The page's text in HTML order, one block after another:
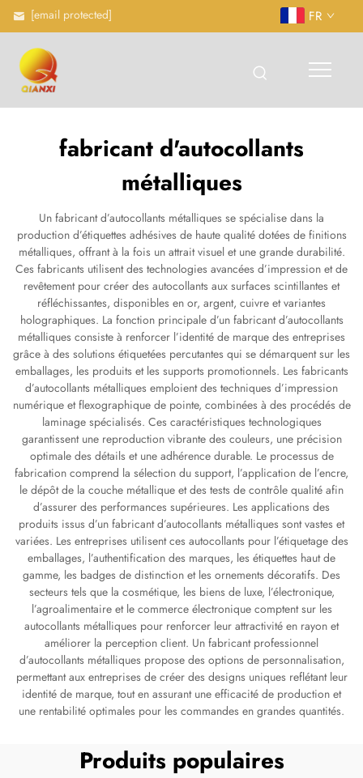
[email protected] FR
fabricant d'autocollants
métalliques
Un fabricant d’autocollants métalliques se spécialise dans la
production d’étiquettes adhésives de haute qualité dotées de finitions
métalliques, offrant à la fois un attrait visuel et une grande durabilité.
Ces fabricants utilisent des technologies avancées d’impression et de
revêtement pour créer des autocollants aux surfaces scintillantes et
réfléchissantes, disponibles en or, argent, cuivre et variantes
holographiques. La fonction principale d’un fabricant d’autocollants
métalliques consiste à renforcer l’identité de marque des entreprises
grâce à des solutions étiquetées percutantes qui se démarquent sur les
emballages, les produits et les supports promotionnels. Les fabricants
d’autocollants métalliques emploient des techniques d’impression
numérique et flexographique de pointe, combinées à des procédés de
laminage spécialisés. Ces caractéristiques technologiques
garantissent une reproduction vibrante des couleurs, une précision
optimale des détails et une adhérence durable. Le processus de
fabrication comprend la sélection du support, l’application de l’encre,
le dépôt de la couche métallique et des tests de contrôle qualité afin
d’assurer des performances supérieures. Les applications des
produits issus d’un fabricant d’autocollants métalliques sont vastes et
variées. Les entreprises utilisent ces autocollants pour l’étiquetage des
emballages, l’authentification des marques, les étiquettes haut de
gamme, les badges de distinction et les ornements décoratifs. Des
secteurs tels que la cosmétique, les biens de luxe, l’électronique,
l’agroalimentaire et le commerce électronique comptent sur les
autocollants métalliques pour renforcer leur attractivité en rayon et
améliorer la perception client. Un fabricant professionnel
d’autocollants métalliques propose des options de personnalisation,
permettant aux entreprises de créer des designs uniques reflétant leur
identité de marque, tout en assurant une efficacité de production et
une rentabilité optimales pour les commandes en grandes quantités.
Produits populaires